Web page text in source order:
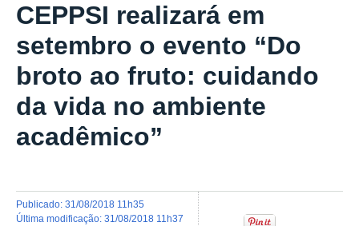
CEPPSI realizará em
setembro o evento “Do
broto ao fruto: cuidando
da vida no ambiente
acadêmico”
publicado: 31/08/2018 11h35
última modificação: 31/08/2018 11h37